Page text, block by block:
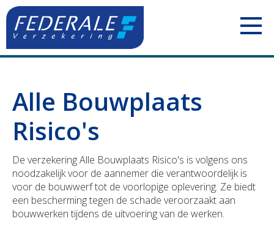
Jouw mobiliteit
Jouw woning
Jouw familie
Jouw pensioen
ZELFSTANDIGEN
Uw voertuigen
Uw aansprakelijkheid
Uw inkomsten
ONDERNEMINGEN
Uw personeel
Uw voertuigen
BOUWSECTOR
Uw personeel
Alle Bouwplaats
Risico's
De verzekering Alle Bouwplaats Risico's is volgens ons
noodzakelijk voor de aannemer die verantwoordelijk is
voor de bouwwerf tot de voorlopige oplevering. Ze biedt
een bescherming tegen de schade veroorzaakt aan
bouwwerken tijdens de uitvoering van de werken.